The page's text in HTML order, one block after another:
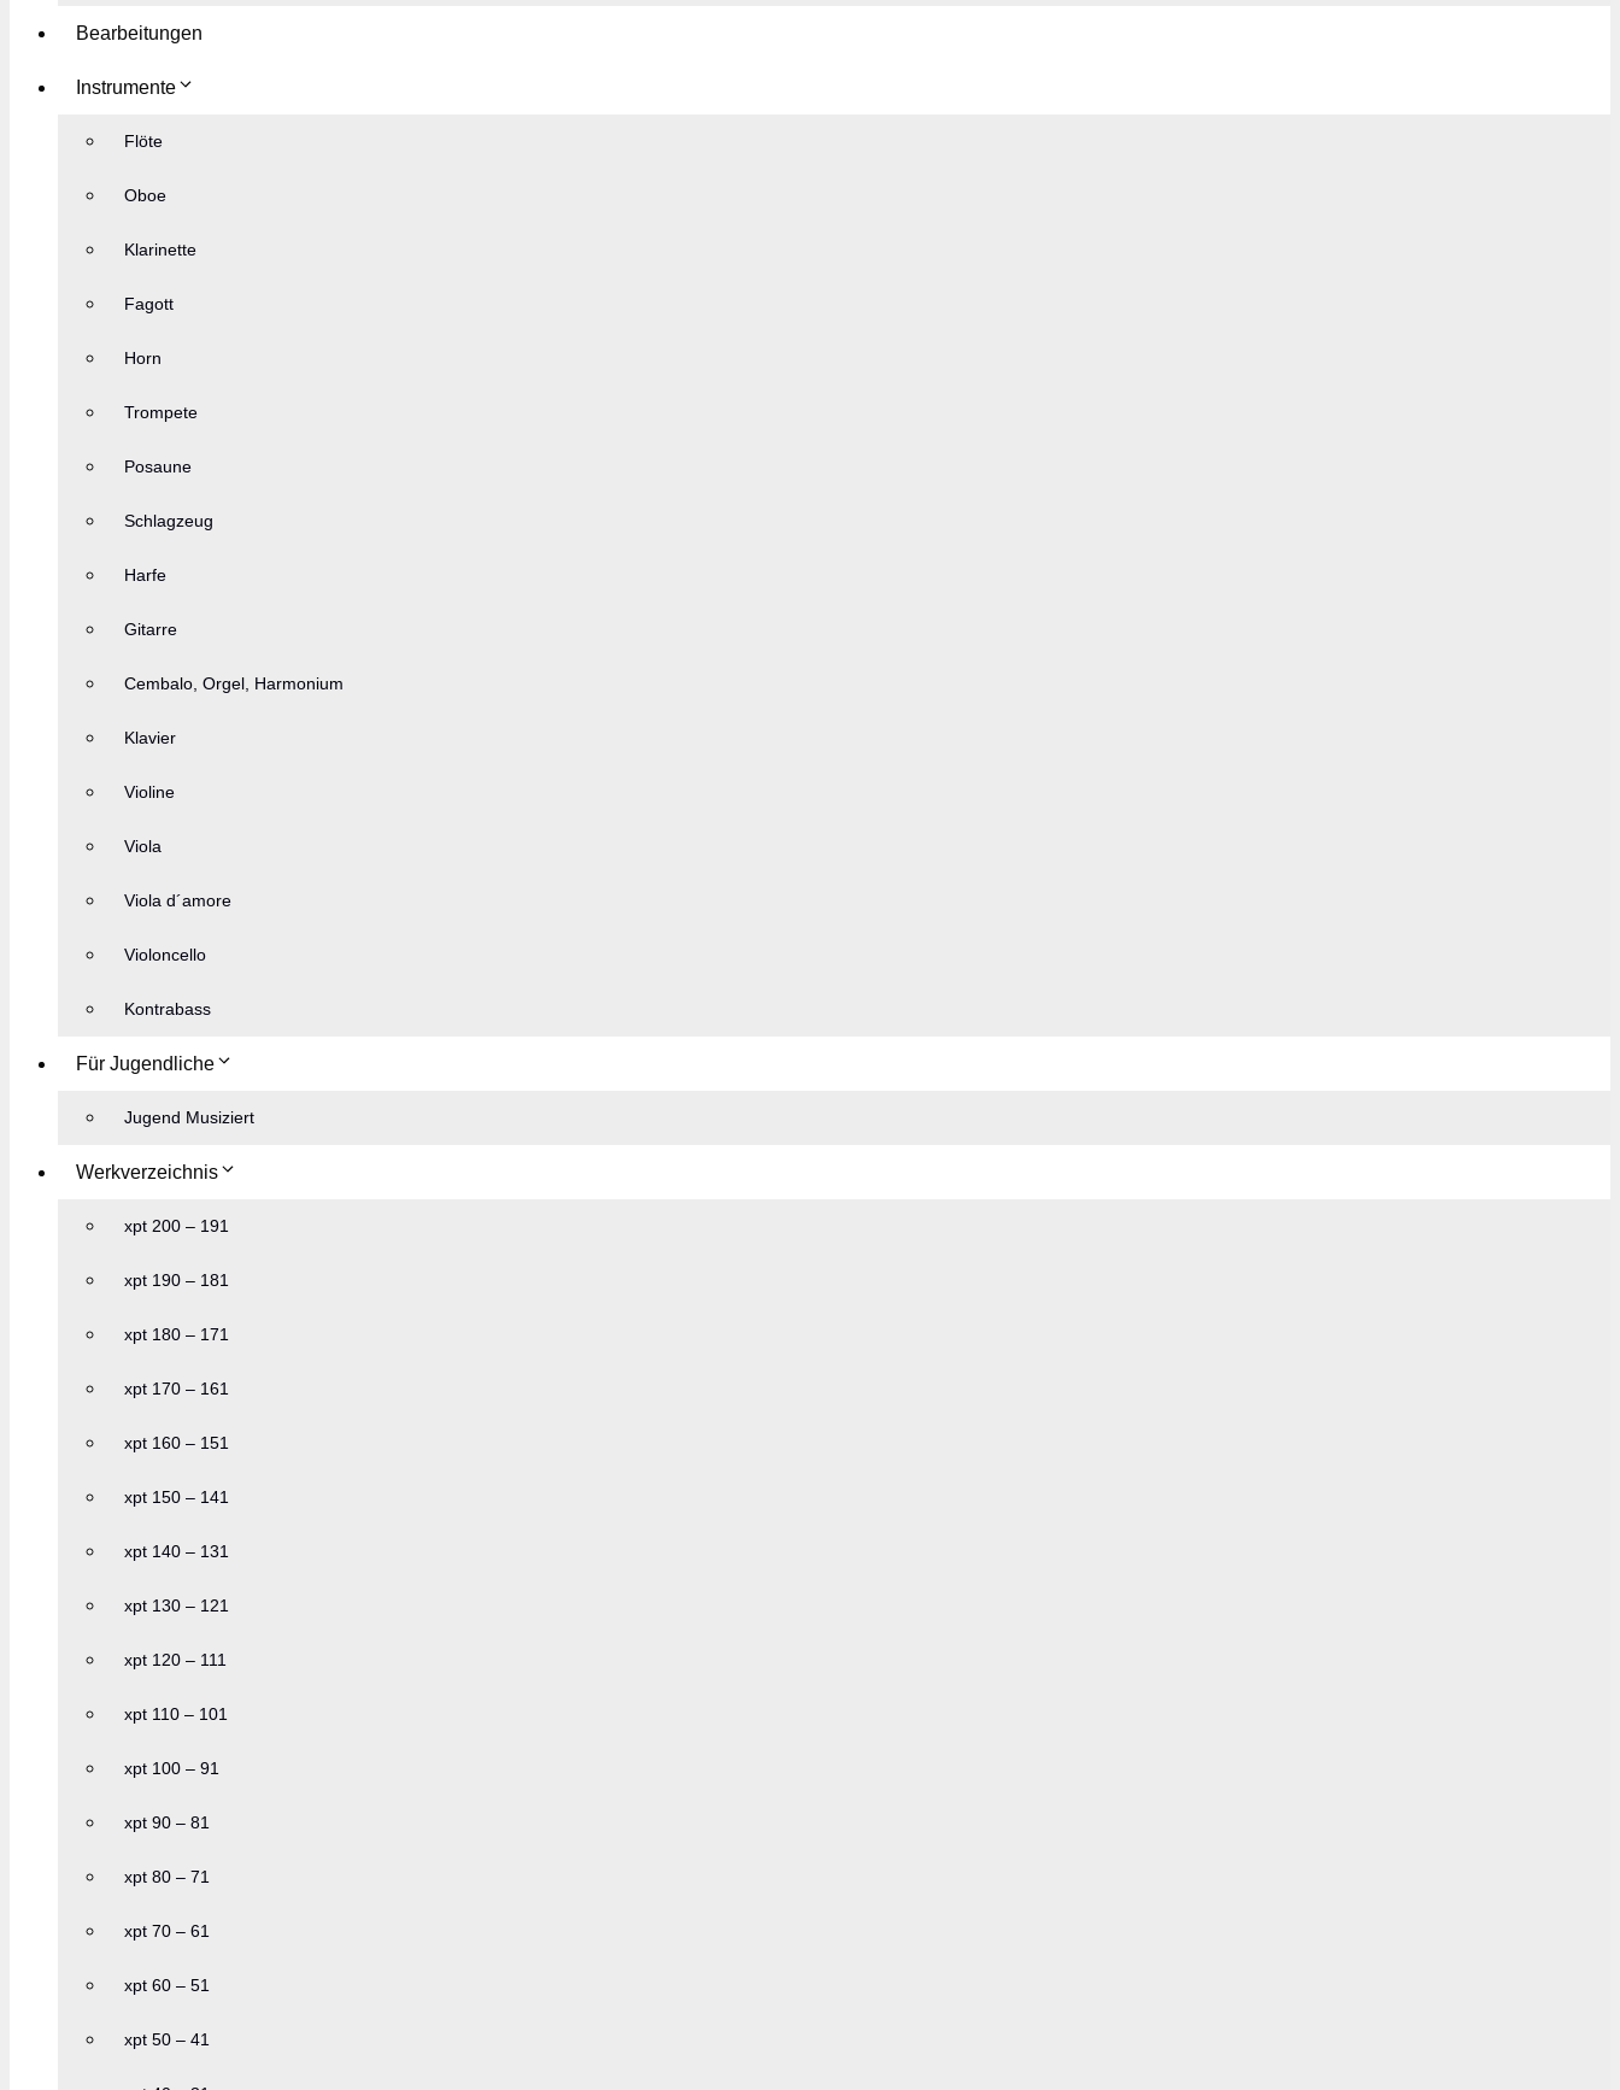
Bearbeitungen
Instrumente
Flöte
Oboe
Klarinette
Fagott
Horn
Trompete
Posaune
Schlagzeug
Harfe
Gitarre
Cembalo, Orgel, Harmonium
Klavier
Violine
Viola
Viola d´amore
Violoncello
Kontrabass
Für Jugendliche
Jugend Musiziert
Werkverzeichnis
xpt 200 – 191
xpt 190 – 181
xpt 180 – 171
xpt 170 – 161
xpt 160 – 151
xpt 150 – 141
xpt 140 – 131
xpt 130 – 121
xpt 120 – 111
xpt 110 – 101
xpt 100 – 91
xpt 90 – 81
xpt 80 – 71
xpt 70 – 61
xpt 60 – 51
xpt 50 – 41